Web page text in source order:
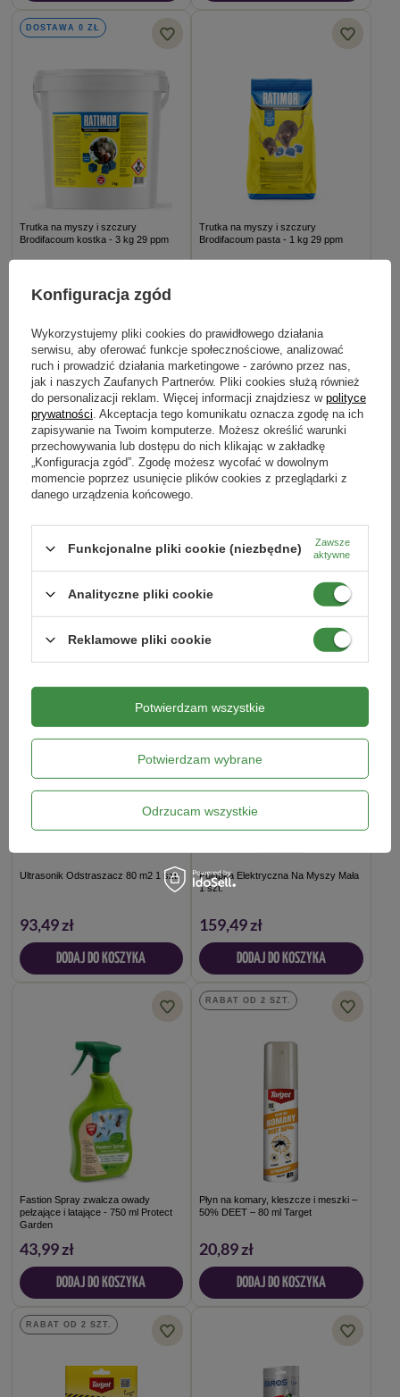
DOSTAWA 0 ZŁ
Trutka na myszy i szczury
Brodifacoum kostka - 3 kg 29 ppm
Trutka na myszy i szczury
Brodifacoum pasta - 1 kg 29 ppm
Protect trutka na mrówki Faraona
40,69 zł
DODAJ DO KOSZYKA
DOSTAWA 0 ZŁ
Ultrasonik Odstraszacz 150 m2 1
170,49 zł
DODAJ DO KOSZYKA
Ultrasonik Odstraszacz 80 m2 1 szt.
93,49 zł
DODAJ DO KOSZYKA
Pułapka Elektryczna Na Myszy Mała
1 szt.
159,49 zł
DODAJ DO KOSZYKA
Fastion Spray zwalcza owady
pełzające i latające - 750 ml Protect
Garden
43,99 zł
DODAJ DO KOSZYKA
RABAT OD 2 SZT.
Płyn na komary, kleszcze i meszki –
50% DEET – 80 ml Target
20,89 zł
DODAJ DO KOSZYKA
RABAT OD 2 SZT.
Konfiguracja zgód
Wykorzystujemy pliki cookies do prawidłowego działania
serwisu, aby oferować funkcje społecznościowe, analizować
ruch i prowadzić działania marketingowe - zarówno przez nas,
jak i naszych Zaufanych Partnerów. Pliki cookies służą również
do personalizacji reklam. Więcej informacji znajdziesz w polityce
prywatności . Akceptacja tego komunikatu oznacza zgodę na ich
zapisywanie na Twoim komputerze. Możesz określić warunki
przechowywania lub dostępu do nich klikając w zakładkę
„Konfiguracja zgód”. Zgodę możesz wycofać w dowolnym
momencie poprzez usunięcie plików cookies z przeglądarki z
danego urządzenia końcowego.
Funkcjonalne pliki cookie (niezbędne)
Zawsze
aktywne
Analityczne pliki cookie
Reklamowe pliki cookie
Potwierdzam wybrane
Odrzucam wszystkie
Potwierdzam wszystkie